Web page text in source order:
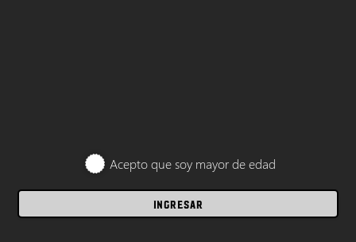
Acepto que soy mayor de edad
INGRESAR